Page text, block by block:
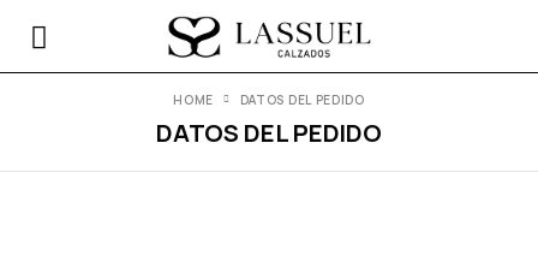
DATOS DEL PEDIDO
HOME DATOS DEL PEDIDO